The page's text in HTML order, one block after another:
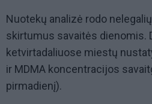
Nuotekų analizė rodo
skirtumus savaitės dienomis.
ketvirtadaliuose miestų
ir MDMA koncentracijos
pirmadienį).